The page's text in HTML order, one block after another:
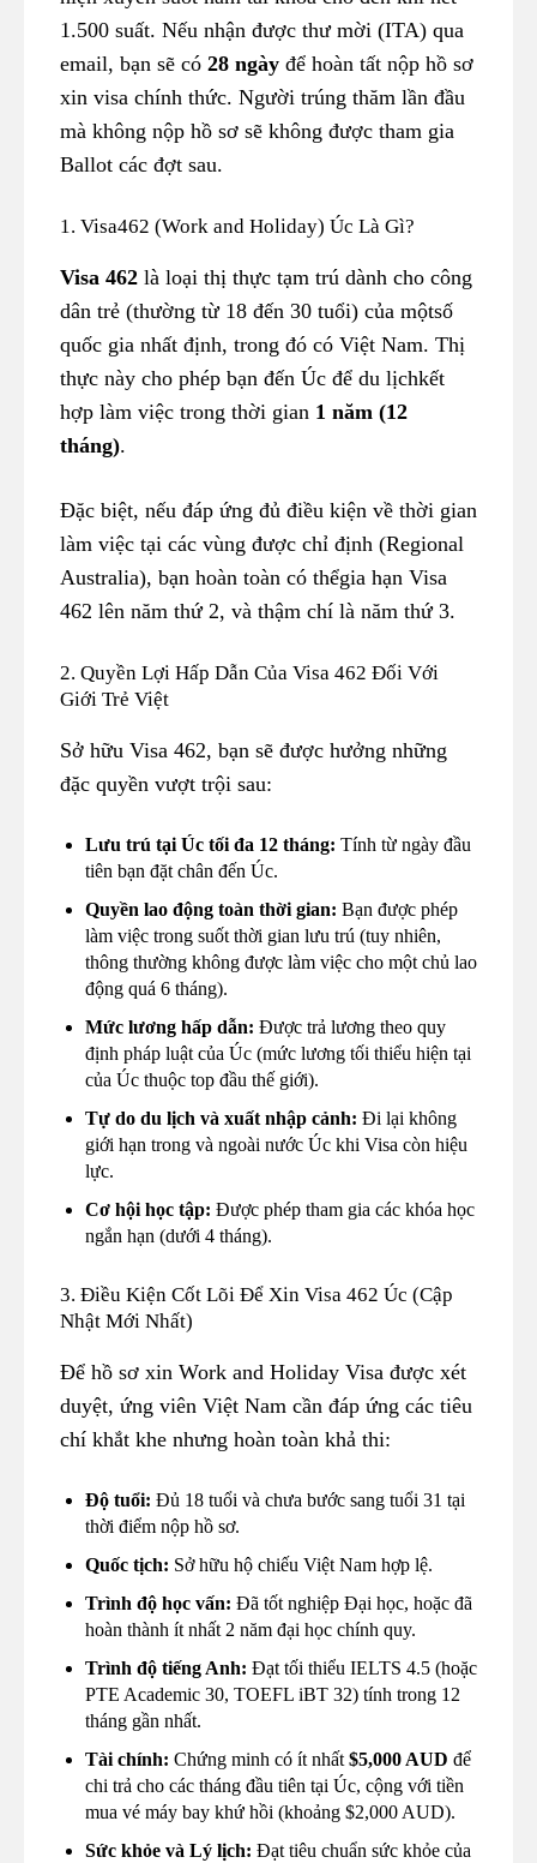
1.500 suất. Nếu nhận được thư mời (ITA) qua
email, bạn sẽ có 28 ngày để hoàn tất nộp hồ sơ
xin visa chính thức. Người trúng thăm lần đầu
mà không nộp hồ sơ sẽ không được tham gia
Ballot các đợt sau.
1. Visa462 (Work and Holiday) Úc Là Gì?
Visa 462 là loại thị thực tạm trú dành cho công
dân trẻ (thường từ 18 đến 30 tuổi) của mộtsố
quốc gia nhất định, trong đó có Việt Nam. Thị
thực này cho phép bạn đến Úc để du lịchkết
hợp làm việc trong thời gian 1 năm (12
tháng).
Đặc biệt, nếu đáp ứng đủ điều kiện về thời gian
làm việc tại các vùng được chỉ định (Regional
Australia), bạn hoàn toàn có thểgia hạn Visa
462 lên năm thứ 2, và thậm chí là năm thứ 3.
2. Quyền Lợi Hấp Dẫn Của Visa 462 Đối Với
Giới Trẻ Việt
Sở hữu Visa 462, bạn sẽ được hưởng những
đặc quyền vượt trội sau:
Lưu trú tại Úc tối đa 12 tháng: Tính từ ngày đầu
tiên bạn đặt chân đến Úc.
Quyền lao động toàn thời gian: Bạn được phép
làm việc trong suốt thời gian lưu trú (tuy nhiên,
thông thường không được làm việc cho một chủ lao
động quá 6 tháng).
Mức lương hấp dẫn: Được trả lương theo quy
định pháp luật của Úc (mức lương tối thiểu hiện tại
của Úc thuộc top đầu thế giới).
Tự do du lịch và xuất nhập cảnh: Đi lại không
giới hạn trong và ngoài nước Úc khi Visa còn hiệu
lực.
Cơ hội học tập: Được phép tham gia các khóa học
ngắn hạn (dưới 4 tháng).
3. Điều Kiện Cốt Lõi Để Xin Visa 462 Úc (Cập
Nhật Mới Nhất)
Để hồ sơ xin Work and Holiday Visa được xét
duyệt, ứng viên Việt Nam cần đáp ứng các tiêu
chí khắt khe nhưng hoàn toàn khả thi:
Độ tuổi: Đủ 18 tuổi và chưa bước sang tuổi 31 tại
thời điểm nộp hồ sơ.
Quốc tịch: Sở hữu hộ chiếu Việt Nam hợp lệ.
Trình độ học vấn: Đã tốt nghiệp Đại học, hoặc đã
hoàn thành ít nhất 2 năm đại học chính quy.
Trình độ tiếng Anh: Đạt tối thiểu IELTS 4.5 (hoặc
PTE Academic 30, TOEFL iBT 32) tính trong 12
tháng gần nhất.
Tài chính: Chứng minh có ít nhất $5,000 AUD để
chi trả cho các tháng đầu tiên tại Úc, cộng với tiền
mua vé máy bay khứ hồi (khoảng $2,000 AUD).
Sức khỏe và Lý lịch: Đạt tiêu chuẩn sức khỏe của